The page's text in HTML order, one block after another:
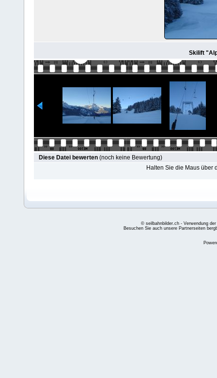
Skilift
Diese Datei bewerten (noch keine Bewertung)
Halten Sie die Maus über
© seilbahnbilder.ch - Verwendung
Besuchen Sie auch unsere Partnerseiten